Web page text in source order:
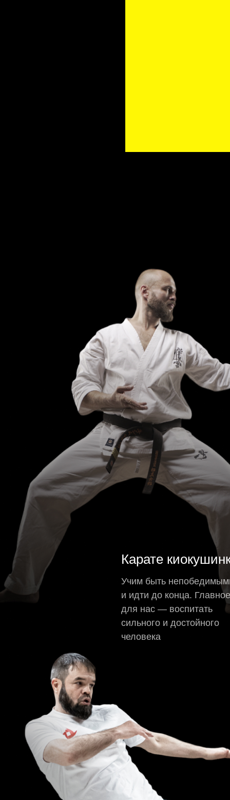
Карате
Учим быть
и идти до конца. Главное
для нас — воспитать
сильного и достойного
человека
Политика конфиденциальности
Расписание
©2023. Все права защищены